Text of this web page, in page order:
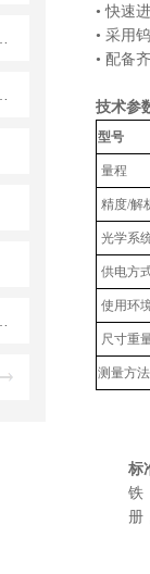
• 快速
• 采用
• 配备
技术参
型号
量程
精度/解
光学系
供电方
使用环
尺寸重
测量方法
标
铁
册